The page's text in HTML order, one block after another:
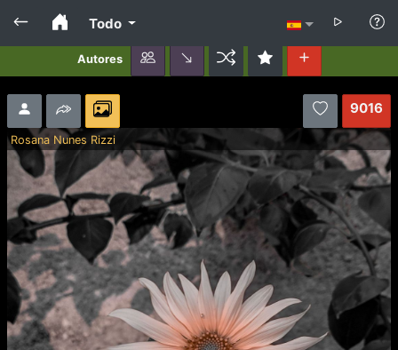
Autores
Todo
9016
Rosana Nunes Rizzi